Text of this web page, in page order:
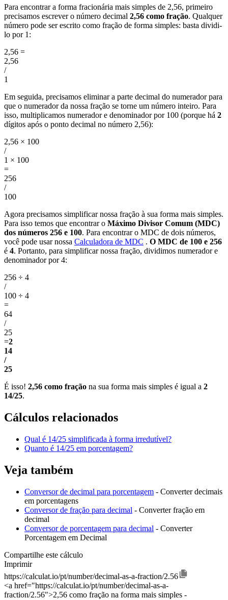
Para encontrar a forma fracionária mais simples de 2,56, primeiro
precisamos escrever o número decimal 2,56 como fração. Qualquer
número pode ser escrito como fração de forma simples: basta dividi-
lo por 1:
2,56 =
2,56
/
1
Em seguida, precisamos eliminar a parte decimal do numerador para
que o numerador da nossa fração se torne um número inteiro. Para
isso, multiplicamos numerador e denominador por 100 (porque há 2
dígitos após o ponto decimal no número 2,56):
2,56 × 100
/
1 × 100
=
256
/
100
Agora precisamos simplificar nossa fração à sua forma mais simples.
Para isso temos que encontrar o Máximo Divisor Comum (MDC)
dos números 256 e 100. Para encontrar o MDC de dois números,
você pode usar nossa Calculadora de MDC . O MDC de 100 e 256
é 4. Portanto, para simplificar nossa fração, dividimos numerador e
denominador por 4:
256 ÷ 4
/
100 ÷ 4
=
64
/
25
=2
14
/
25
É isso! 2,56 como fração na sua forma mais simples é igual a 2
14/25.
Cálculos relacionados
Qual é 14/25 simplificada à forma irredutível?
Quanto é 14/25 em porcentagem?
Veja também
Conversor de decimal para porcentagem - Converter decimais
em porcentagens
Conversor de fração para decimal - Converter fração em
decimal
Conversor de porcentagem para decimal - Converter
Porcentagem em Decimal
Compartilhe este cálculo
Imprimir
https://calculat.io/pt/number/decimal-as-a-fraction/2.56
<a href="https://calculat.io/pt/number/decimal-as-a-
fraction/2.56">2,56 como fração na forma mais simples -